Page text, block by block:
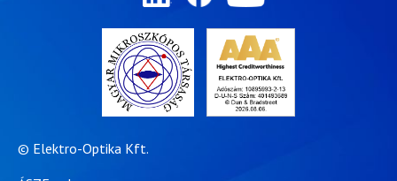
© Elektro-Optika Kft.